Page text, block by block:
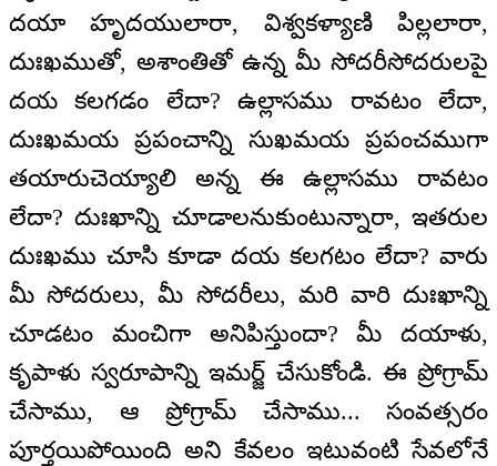
దయా హృదయులారా, విశ్వకళ్యాణి పిల్లలారా,
దుఃఖముతో, అశాంతితో ఉన్న మీ సోదరీసోదరులపై
దయ కలగడం లేదా? ఉల్లాసము రావటం లేదా,
దుఃఖమయ ప్రపంచాన్ని సుఖమయ ప్రపంచముగా
తయారుచెయ్యాలి అన్న ఈ ఉల్లాసము రావటం
లేదా? దుఃఖాన్ని చూడాలనుకుంటున్నారా, ఇతరుల
దుఃఖము చూసి కూడా దయ కలగటం లేదా? వారు
మీ సోదరులు, మీ సోదరీలు, మరి వారి దుఃఖాన్ని
చూడటం మంచిగా అనిపిస్తుందా? మీ దయాళు,
కృపాళు స్వరూపాన్ని ఇమర్జ్ చేసుకోండి. ఈ ప్రోగ్రామ్
చేసాము, ఆ ప్రోగ్రామ్ చేసాము... సంవత్సరం
పూర్తయిపోయింది అని కేవలం ఇటువంటి సేవలోనే